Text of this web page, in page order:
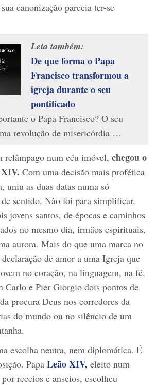
canonização parecia ter-se
Leia também:
De que forma o Papa
Francisco transformou a
igreja durante o seu
pontificado
o Papa Francisco? O seu
revolução de misericórdia …
relâmpago num céu imóvel, chegou o
Com uma decisão mais profética
uniu as duas datas numa só
de sentido. Não foi para simplificar,
jovens santos, de épocas e caminhos
no mesmo dia, irmãos espirituais,
aurora. Mais do que uma marca no
de amor a uma Igreja que
no coração, na linguagem, na fé.
Carlo e Pier Giorgio dois pontos de
procura Deus nos corredores da
do mundo ou no silêncio de um
escolha neutra, nem diplomática. É
Papa Leão XIV, eleito num
receios e anseios, escolheu